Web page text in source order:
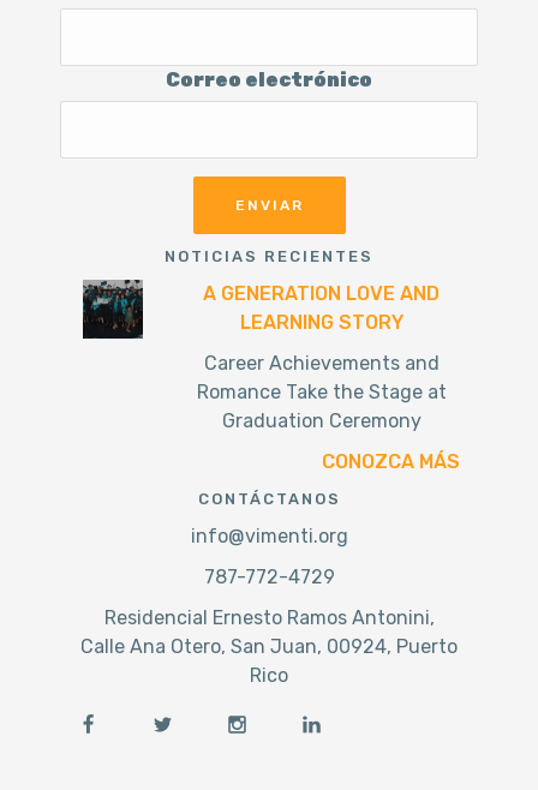
Correo electrónico
NOTICIAS RECIENTES
A GENERATION LOVE AND
LEARNING STORY
Career Achievements and
Romance Take the Stage at
Graduation Ceremony
CONOZCA MÁS
CONTÁCTANOS
info@vimenti.org
787-772-4729
Residencial Ernesto Ramos Antonini,
Calle Ana Otero, San Juan, 00924, Puerto
Rico